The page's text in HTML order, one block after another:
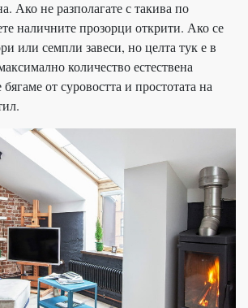
Ако не разполагате с такива по
наличните прозорци открити. Ако се
или семпли завеси, но целта тук е в
количество естествена
от суровостта и простотата на